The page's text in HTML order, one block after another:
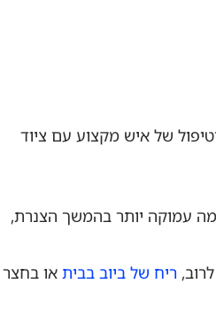
של איש מקצוע עם ציוד
עמוקה יותר בהמשך הצנרת,
ריח של ביוב בבית או בחצר